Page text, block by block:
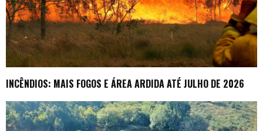
INCÊNDIOS: MAIS FOGOS E ÁREA ARDIDA ATÉ JULHO DE 2026